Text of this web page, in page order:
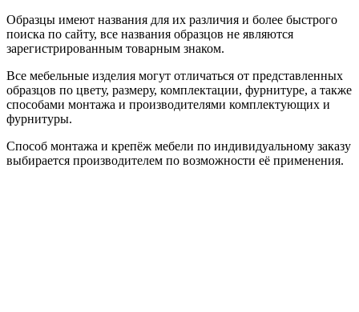
Образцы имеют названия для их различия и более быстрого
поиска по сайту, все названия образцов не являются
зарегистрированным товарным знаком.
Все мебельные изделия могут отличаться от представленных
образцов по цвету, размеру, комплектации, фурнитуре, а также
способами монтажа и производителями комплектующих и
фурнитуры.
Способ монтажа и крепёж мебели по индивидуальному заказу
выбирается производителем по возможности её применения.